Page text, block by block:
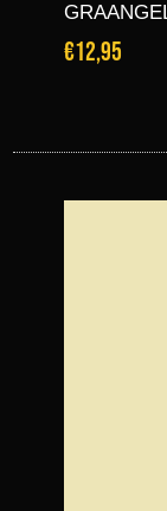
€12,95